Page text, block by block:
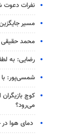
نفرات دعوت
مسیر
محمد
رضایی: به
شمسی‌پور: با
کوچ
می‌رود؟
دمای هوا در خراسان